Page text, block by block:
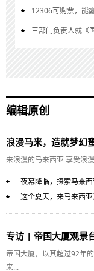
12306可购票，能
三部门负责人就《
编辑原创
浪漫马来，造就梦幻
来浪漫的马来西亚 享受浪
夜幕降临，探索马来
这个夏天，来马来西
专访 | 帝国大厦观景
帝国大厦，以其超过92年
来...